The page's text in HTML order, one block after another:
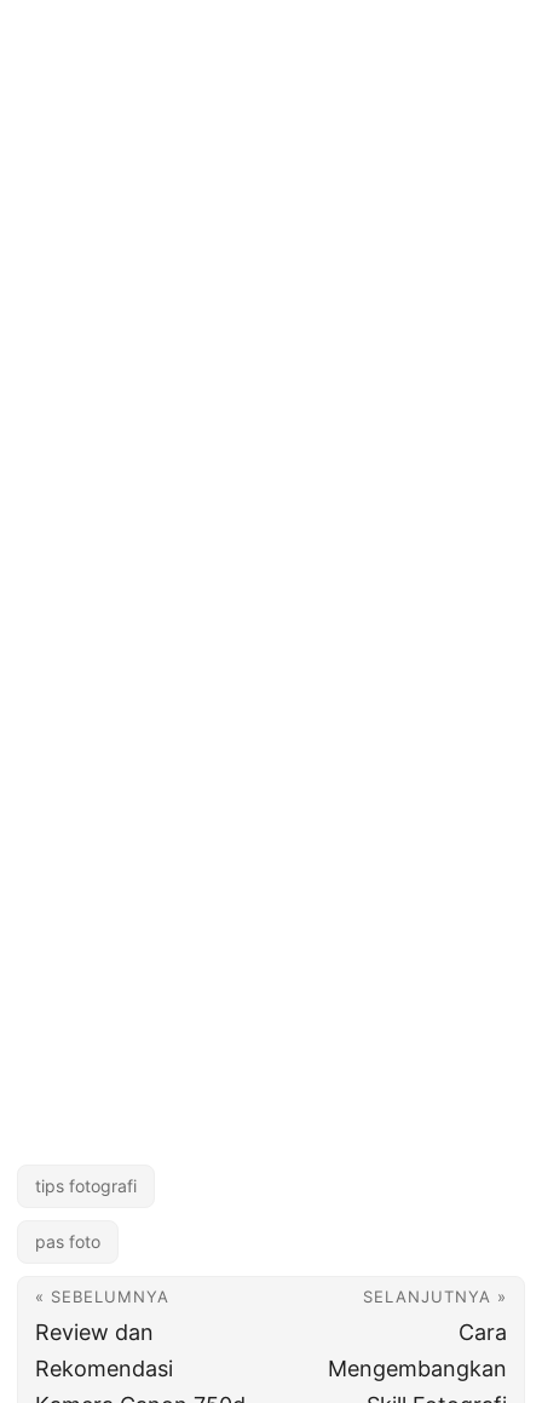
tips fotografi
pas foto
« SEBELUMNYA
Review dan
Rekomendasi
SELANJUTNYA »
Cara
Mengembangkan